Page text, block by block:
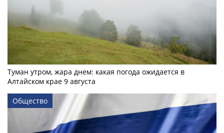
Туман утром, жара днем: какая погода ожидается в
Алтайском крае 9 августа
Общество